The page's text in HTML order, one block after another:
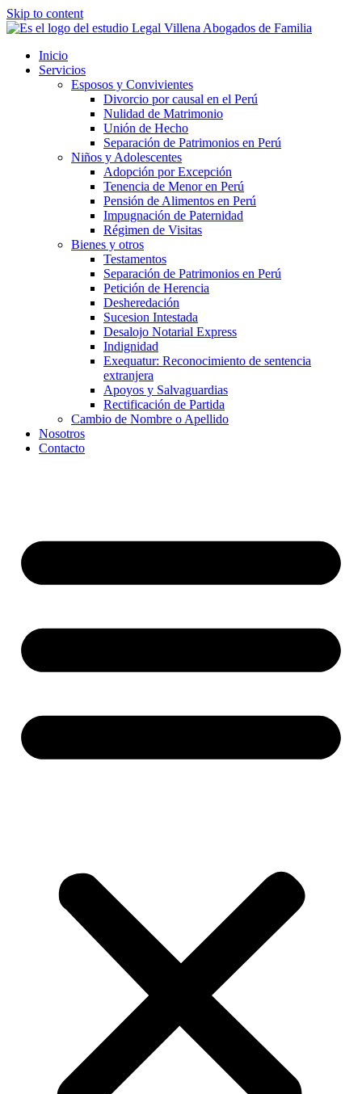
Skip to content
Inicio
Servicios
Esposos y Convivientes
Divorcio por causal en el Perú
Nulidad de Matrimonio
Unión de Hecho
Separación de Patrimonios en Perú
Niños y Adolescentes
Adopción por Excepción
Tenencia de Menor en Perú
Pensión de Alimentos en Perú
Impugnación de Paternidad
Régimen de Visitas
Bienes y otros
Testamentos
Separación de Patrimonios en Perú
Petición de Herencia
Desheredación
Sucesion Intestada
Desalojo Notarial Express
Indignidad
Exequatur: Reconocimiento de sentencia
extranjera
Apoyos y Salvaguardias
Rectificación de Partida
Cambio de Nombre o Apellido
Nosotros
Contacto